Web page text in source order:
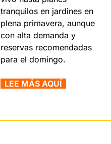
tranquilos en jardines en
plena primavera, aunque
con alta demanda y
reservas recomendadas
para el domingo.
  LEE MÁS AQUÍ